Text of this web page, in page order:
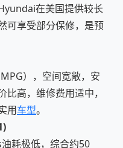
在美国提供较长
可享受部分保修，是预
），空间宽敞，安
高，维修费用适中，
用车型。
耗极低，综合约50